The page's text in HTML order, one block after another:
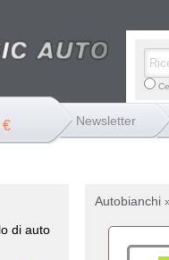
€ Newsletter
di auto
Autobianchi